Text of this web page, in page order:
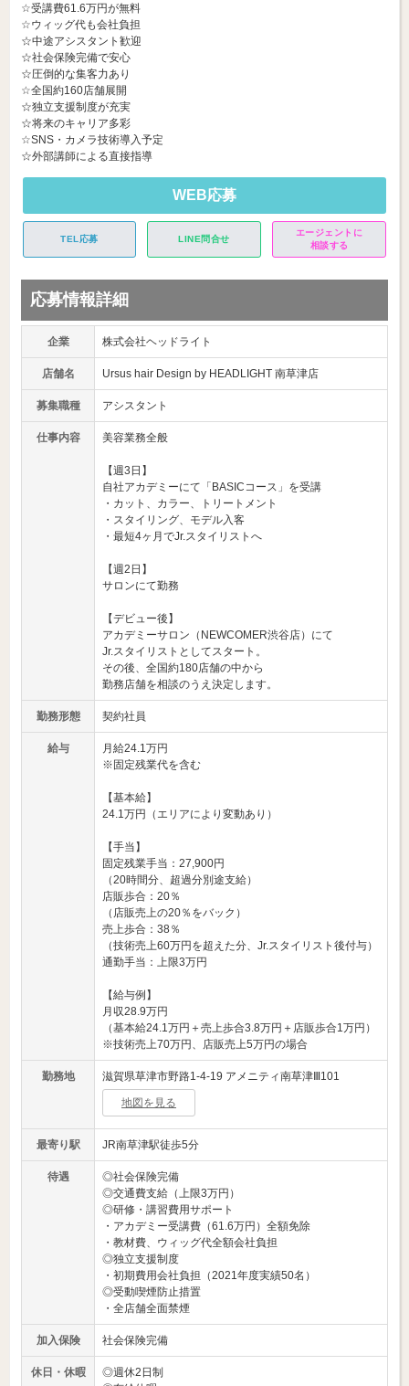
☆受講費61.6万円が無料
☆ウィッグ代も会社負担
☆中途アシスタント歓迎
☆社会保険完備で安心
☆圧倒的な集客力あり
☆全国約160店舗展開
☆独立支援制度が充実
☆将来のキャリア多彩
☆SNS・カメラ技術導入予定
☆外部講師による直接指導
WEB応募
TEL応募 LINE問合せ
エージェントに
相談する
応募情報詳細
企業 株式会社ヘッドライト
店舗名 Ursus hair Design by HEADLIGHT 南草津店
募集職種 アシスタント
仕事内容 美容業務全般
【週3日】
自社アカデミーにて「BASICコース」を受講
・カット、カラー、トリートメント
・スタイリング、モデル入客
・最短4ヶ月でJr.スタイリストへ
【週2日】
サロンにて勤務
【デビュー後】
アカデミーサロン（NEWCOMER渋谷店）にて
Jr.スタイリストとしてスタート。
その後、全国約180店舗の中から
勤務店舗を相談のうえ決定します。
勤務形態 契約社員
給与
月給24.1万円
※固定残業代を含む
【基本給】
24.1万円（エリアにより変動あり）
【手当】
固定残業手当：27,900円
（20時間分、超過分別途支給）
店販歩合：20％
（店販売上の20％をバック）
売上歩合：38％
（技術売上60万円を超えた分、Jr.スタイリスト後付与）
通勤手当：上限3万円
【給与例】
月収28.9万円
（基本給24.1万円＋売上歩合3.8万円＋店販歩合1万円）
※技術売上70万円、店販売上5万円の場合
勤務地 滋賀県草津市野路1-4-19 アメニティ南草津Ⅲ101
地図を見る
最寄り駅 JR南草津駅徒歩5分
待遇
◎社会保険完備
◎交通費支給（上限3万円）
◎研修・講習費用サポート
・アカデミー受講費（61.6万円）全額免除
・教材費、ウィッグ代全額会社負担
◎独立支援制度
・初期費用会社負担（2021年度実績50名）
◎受動喫煙防止措置
・全店舗全面禁煙
加入保険 社会保険完備
休日・休暇
◎週休2日制